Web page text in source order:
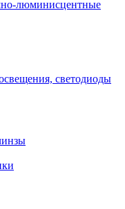
люминисцентные
светодиоды